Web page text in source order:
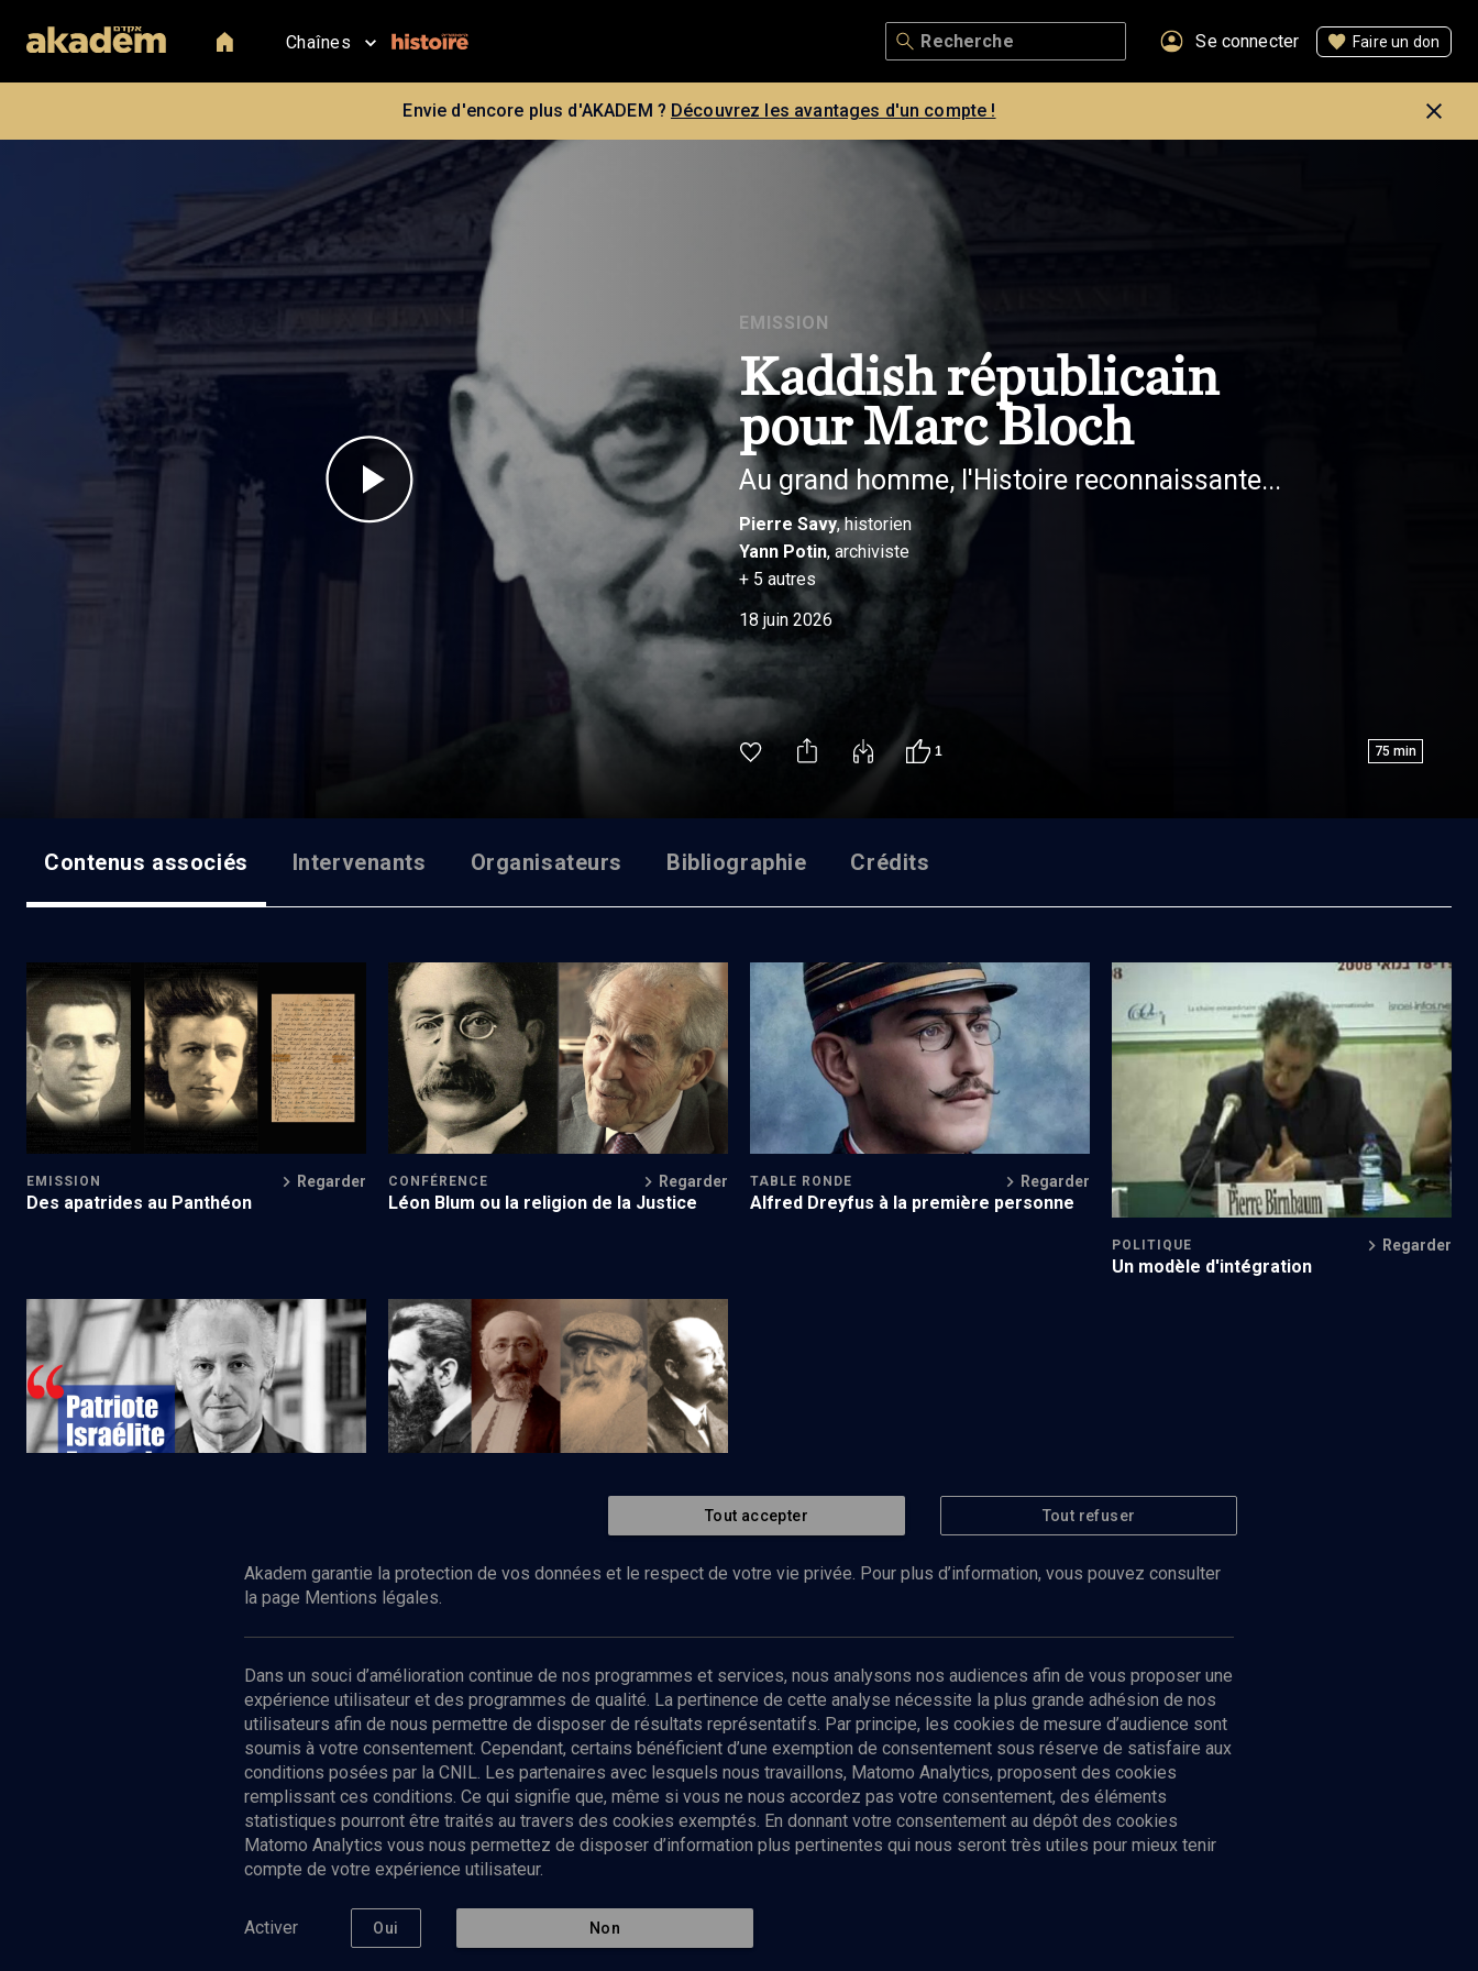
Chaînes Se connecter Faire un don
Envie d'encore plus d'AKADEM ? Découvrez les avantages d'un compte !
EMISSION
Kaddish républicain
pour Marc Bloch
Au grand homme, l'Histoire reconnaissante...
Pierre Savy, historien
Yann Potin, archiviste
+ 5 autres
18 juin 2026
1 75 min
Contenus associés Intervenants Organisateurs Bibliographie Crédits
Manouchian et les 23 de l'Affiche rouge
EMISSION Regarder
Des apatrides au Panthéon
La passion d'un dreyfusard (3/3)
CONFÉRENCE Regarder
Léon Blum ou la religion de la Justice
"Je" pour tenir tête à ceux qui voulaient
l'anéantir
TABLE RONDE Regarder
Alfred Dreyfus à la première personne
Les intellectuels juifs de France et le
sionisme (14/16)
POLITIQUE Regarder
Un modèle d'intégration
Deux étés 44 Les Juifs et l’affaire Dreyfus (2/3)
Regarder
Israélites, intellectuels et notables
Abonnez-vous à notre newsletter
Envoyer
Nos Chaines
Culture
Politique de protection des données
Tout accepter Tout refuser
Akadem garantie la protection de vos données et le respect de votre vie privée. Pour plus d’information, vous pouvez consulter
la page Mentions légales.
Dans un souci d’amélioration continue de nos programmes et services, nous analysons nos audiences afin de vous proposer une
expérience utilisateur et des programmes de qualité. La pertinence de cette analyse nécessite la plus grande adhésion de nos
utilisateurs afin de nous permettre de disposer de résultats représentatifs. Par principe, les cookies de mesure d’audience sont
soumis à votre consentement. Cependant, certains bénéficient d’une exemption de consentement sous réserve de satisfaire aux
conditions posées par la CNIL. Les partenaires avec lesquels nous travaillons, Matomo Analytics, proposent des cookies
remplissant ces conditions. Ce qui signifie que, même si vous ne nous accordez pas votre consentement, des éléments
statistiques pourront être traités au travers des cookies exemptés. En donnant votre consentement au dépôt des cookies
Matomo Analytics vous nous permettez de disposer d’information plus pertinentes qui nous seront très utiles pour mieux tenir
compte de votre expérience utilisateur.
Activer Oui Non